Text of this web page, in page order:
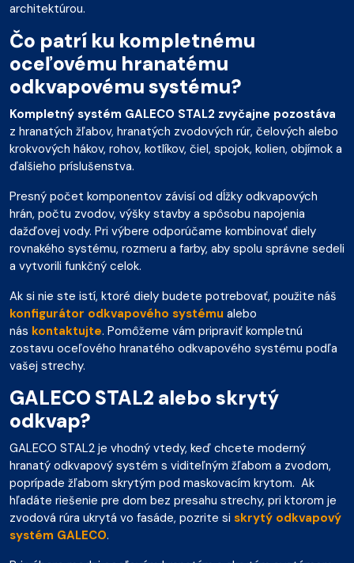
architektúrou.
Čo patrí ku kompletnému
oceľovému hranatému
odkvapovému systému?
Kompletný systém GALECO STAL2 zvyčajne pozostáva
z hranatých žľabov, hranatých zvodových rúr, čelových alebo
krokvových hákov, rohov, kotlíkov, čiel, spojok, kolien, objímok a
ďalšieho príslušenstva.
Presný počet komponentov závisí od dĺžky odkvapových
hrán, počtu zvodov, výšky stavby a spôsobu napojenia
dažďovej vody. Pri výbere odporúčame kombinovať diely
rovnakého systému, rozmeru a farby, aby spolu správne sedeli
a vytvorili funkčný celok.
Ak si nie ste istí, ktoré diely budete potrebovať, použite náš
konfigurátor odkvapového systému alebo
nás kontaktujte. Pomôžeme vám pripraviť kompletnú
zostavu oceľového hranatého odkvapového systému podľa
vašej strechy.
GALECO STAL2 alebo skrytý
odkvap?
GALECO STAL2 je vhodný vtedy, keď chcete moderný
hranatý odkvapový systém s viditeľným žľabom a zvodom,
poprípade žľabom skrytým pod maskovacím krytom. Ak
hľadáte riešenie pre dom bez presahu strechy, pri ktorom je
zvodová rúra ukrytá vo fasáde, pozrite si skrytý odkvapový
systém GALECO.